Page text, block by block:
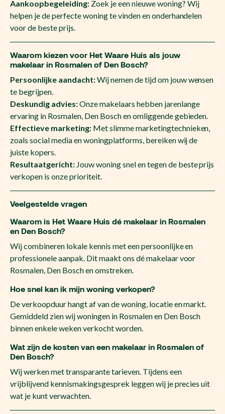
Aankoopbegeleiding:Zoek je een nieuwe woning? Wij
helpen je de perfecte woning te vinden en onderhandelen
voor de beste prijs.
Waarom kiezen voor Het Waare Huis als jouw
makelaar in Rosmalen of Den Bosch?
Persoonlijke aandacht:Wij nemen de tijd om jouw wensen
te begrijpen.
Deskundig advies:Onze makelaars hebben jarenlange
ervaring in Rosmalen, Den Bosch en omliggende gebieden.
Effectieve marketing:Met slimme marketingtechnieken,
zoals social media en woningplatforms, bereiken wij de
juiste kopers.
Resultaatgericht:Jouw woning snel en tegen de beste prijs
verkopen is onze prioriteit.
Veelgestelde vragen
Waarom is Het Waare Huis dé makelaar in Rosmalen
en Den Bosch?
Wij combineren lokale kennis met een persoonlijke en
professionele aanpak. Dit maakt ons dé makelaar voor
Rosmalen, Den Bosch en omstreken.
Hoe snel kan ik mijn woning verkopen?
De verkoopduur hangt af van de woning, locatie en markt.
Gemiddeld zien wij woningen in Rosmalen en Den Bosch
binnen enkele weken verkocht worden.
Wat zijn de kosten van een makelaar in Rosmalen of
Den Bosch?
Wij werken met transparante tarieven. Tijdens een
vrijblijvend kennismakingsgesprek leggen wij je precies uit
wat je kunt verwachten.